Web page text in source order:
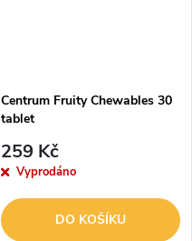
Centrum Fruity Chewables 30
tablet
259 Kč
Vyprodáno
DO KOŠÍKU